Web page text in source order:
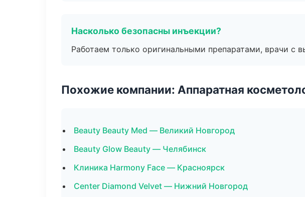
Насколько безопасны инъекции?
Работаем только оригинальными препаратами, врачи с
Похожие компании: Аппаратная
Beauty Beauty Med — Великий Новгород
Beauty Glow Beauty — Челябинск
Клиника Harmony Face — Красноярск
Center Diamond Velvet — Нижний Новгород